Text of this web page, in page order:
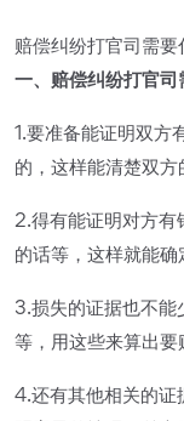
赔偿纠纷打官司需要
一、赔偿纠纷打官司
1.要准备能证明双方
的，这样能清楚双方
2.得有能证明对方有
的话等，这样就能确
3.损失的证据也不能
等，用这些来算出要
4.还有其他相关的证